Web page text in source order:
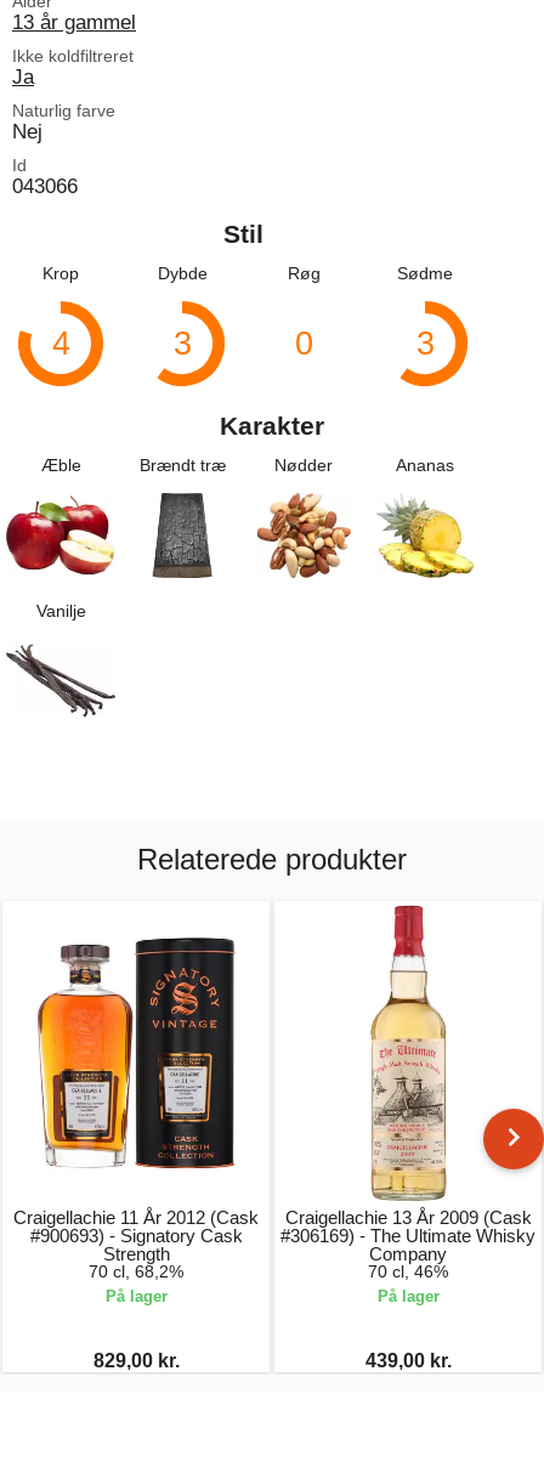
13 år gammel
Ikke koldfiltreret
Ja
Naturlig farve
Nej
Id
043066
Stil
Krop
4
Dybde
3
Røg
0
Sødme
3
Karakter
Æble Brændt træ Nødder Ananas
Vanilje
Relaterede produkter
Craigellachie 11 År 2012 (Cask
#900693) - Signatory Cask
Strength
70 cl, 68,2%
På lager
829,00 kr.
Craigellachie 13 År 2009 (Cask
#306169) - The Ultimate Whisky
Company
70 cl, 46%
På lager
439,00 kr.